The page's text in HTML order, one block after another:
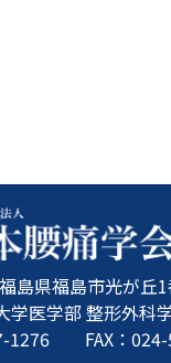
島県福島市光が丘
学医学部 整形外科
1276 FAX：024-